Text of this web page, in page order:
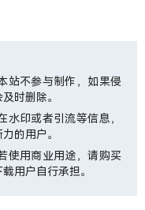
站不参与制作，如果侵
时删除。
印或者引流等信息，
的用户。
使用商业用途，请购买
用户自行承担。